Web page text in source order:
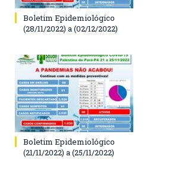
Boletim Epidemiológico
(28/11/2022) a (02/12/2022)
Boletim Epidemiológico
(21/11/2022) a (25/11/2022)